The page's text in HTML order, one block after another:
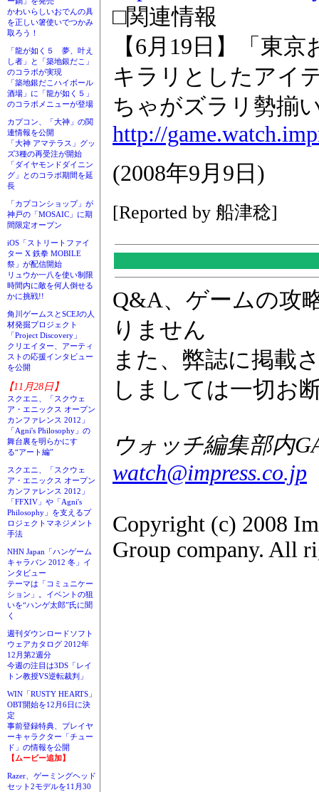
かわいらしいおでんの具
を正しい箸使いでつかみ
取ろう！
「龍が如く５ 夢、叶え
し者」と「築地銀だこ」
のコラボが実現
「築地銀だこハイボール
酒場」に「龍が如く５」
のコラボメニューが登場
カプコン、「大神」の関
連情報を公開
「大神 アマテラス」グッ
ズ3種の再受注が開始
「ダイヤモンドダイニン
グ」とのコラボ期間を延
長
「カプコンショップ」が
神戸の「MOSAIC」に期
間限定オープン
iOS「ストリートファイ
ター X 鉄拳 MOBILE
祭」が配信開始
リュウか一八を使い制限
時間内に敵を何人倒せる
かに挑戦!!
角川ゲームスとSCEJの人
材発掘プロジェクト
「Project Discovery」
クリエイター、アーティ
ストの応援インタビュー
を公開
【11月28日】
スクエニ、「スクウェ
ア・エニックス オープン
カンファレンス 2012」
「Agni's Philosophy」の
舞台裏を明らかにす
る“アート編”
スクエニ、「スクウェ
ア・エニックス オープン
カンファレンス 2012」
「FFXIV」や「Agni's
Philosophy」を支えるプ
ロジェクトマネジメント
手法
NHN Japan「ハンゲーム
キャラバン 2012 冬」イ
ンタビュー
テーマは「コミュニケー
ション」。イベントの狙
いを“ハンゲ太郎”氏に聞
く
週刊ダウンロードソフト
ウェアカタログ 2012年
12月第2週分
今週の注目は3DS「レイ
トン教授VS逆転裁判」
WIN「RUSTY HEARTS」
OBT開始を12月6日に決
定
事前登録特典、プレイヤ
ーキャラクター「チュー
ド」の情報を公開
【ムービー追加】
Razer、ゲーミングヘッド
セット2モデルを11月30
□関連情報
【6月19日】「東
キラリとしたアイ
ちゃがズラリ勢揃
http://
(2008年9月9日)
[Reported by 船津稔]
Q&A、ゲームの攻
りません
また、弊誌に掲載
しましては一切お
ウォッチ編集部内
watch@impress.co.jp
Copyright (c) 2008
Group company. All